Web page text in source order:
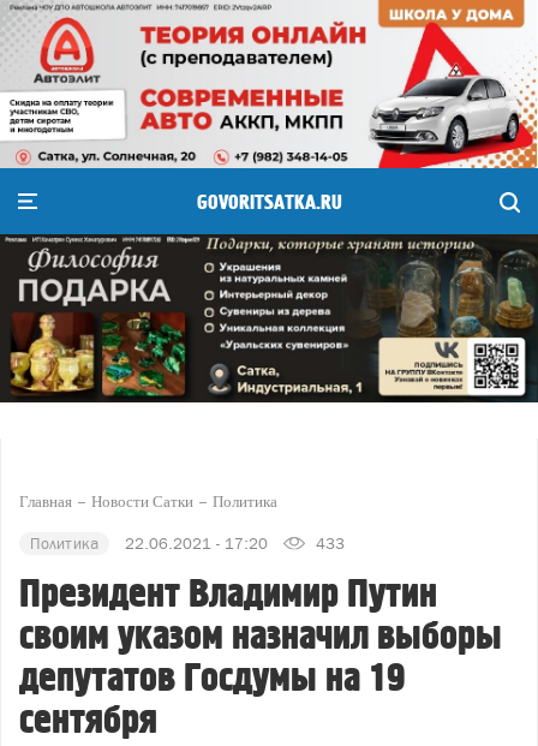
GOVORITSATKA.RU
Главная Новости Сатки Политика
Политика 22.06.2021 - 17:20 433
Президент Владимир Путин
своим указом назначил выборы
депутатов Госдумы на 19
сентября